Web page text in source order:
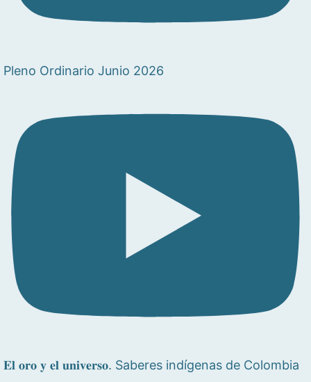
Pleno Ordinario Junio 2026
𝐄𝐥 𝐨𝐫𝐨 𝐲 𝐞𝐥 𝐮𝐧𝐢𝐯𝐞𝐫𝐬𝐨. Saberes indígenas de Colombia